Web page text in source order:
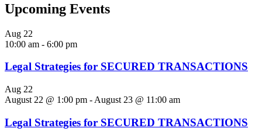
Upcoming Events
Aug 22
10:00 am - 6:00 pm
Legal Strategies for SECURED TRANSACTIONS
Aug 22
August 22 @ 1:00 pm - August 23 @ 11:00 am
Legal Strategies for SECURED TRANSACTIONS